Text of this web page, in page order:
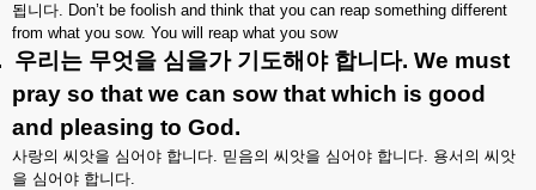
됩니다. Don’t be foolish and think that you can reap something different
from what you sow. You will reap what you sow
우리는 무엇을 심을가 기도해야 합니다. We must
pray so that we can sow that which is good
and pleasing to God.
사랑의 씨앗을 심어야 합니다. 믿음의 씨앗을 심어야 합니다. 용서의 씨앗
을 심어야 합니다.